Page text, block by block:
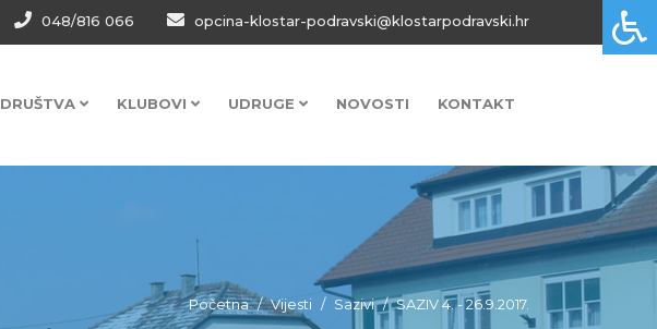
048/816 066 opcina-klostar-podravski@klostarpodravski.hr
DRUŠTVA KLUBOVI UDRUGE NOVOSTI KONTAKT
Početna Vijesti Sazivi SAZIV 4. - 26.9.2017.